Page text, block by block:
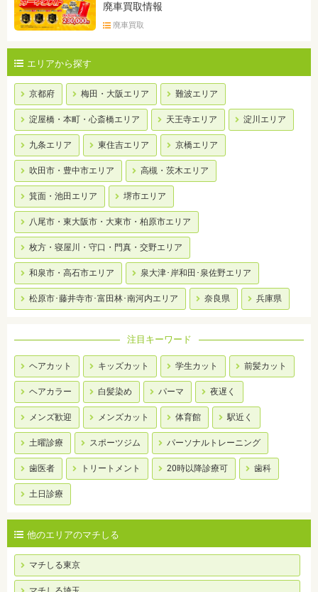
廃車買取情報
廃車買取
エリアから探す
京都府 梅田・大阪エリア 難波エリア
淀屋橋・本町・心斎橋エリア 天王寺エリア 淀川エリア
九条エリア 東住吉エリア 京橋エリア
吹田市・豊中市エリア 高槻・茨木エリア
箕面・池田エリア 堺市エリア
八尾市・東大阪市・大東市・柏原市エリア
枚方・寝屋川・守口・門真・交野エリア
和泉市・高石市エリア 泉大津･岸和田･泉佐野エリア
松原市･藤井寺市･富田林･南河内エリア 奈良県 兵庫県
注目キーワード
ヘアカット キッズカット 学生カット 前髪カット
ヘアカラー 白髪染め パーマ 夜遅く
メンズ歓迎 メンズカット 体育館 駅近く
土曜診療 スポーツジム パーソナルトレーニング
歯医者 トリートメント 20時以降診療可 歯科
土日診療
他のエリアのマチしる
マチしる東京